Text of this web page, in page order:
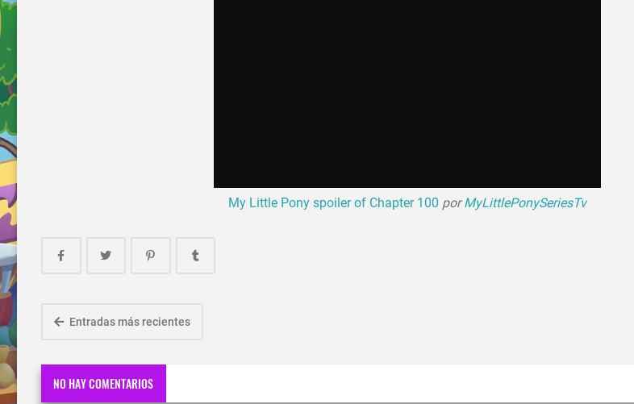
My Little Pony spoiler of Chapter 100 porMyLittlePonySeriesTv
Entradas más recientes
NO HAY COMENTARIOS